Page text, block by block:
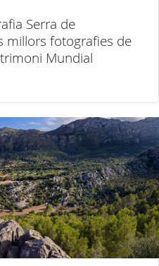
Serra de
Mundial